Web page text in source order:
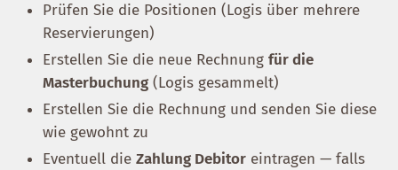
Prüfen Sie die Positionen (Logis über mehrere
Reservierungen)
Erstellen Sie die neue Rechnung für die
Masterbuchung (Logis gesammelt)
Erstellen Sie die Rechnung und senden Sie diese
wie gewohnt zu
Eventuell die Zahlung Debitor eintragen — falls